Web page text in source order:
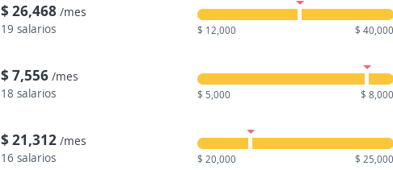
$ 26,468 /mes
19 salarios
$ 12,000 $ 40,000
$ 7,556 /mes
18 salarios
$ 5,000 $ 8,000
$ 21,312 /mes
16 salarios
$ 20,000 $ 25,000